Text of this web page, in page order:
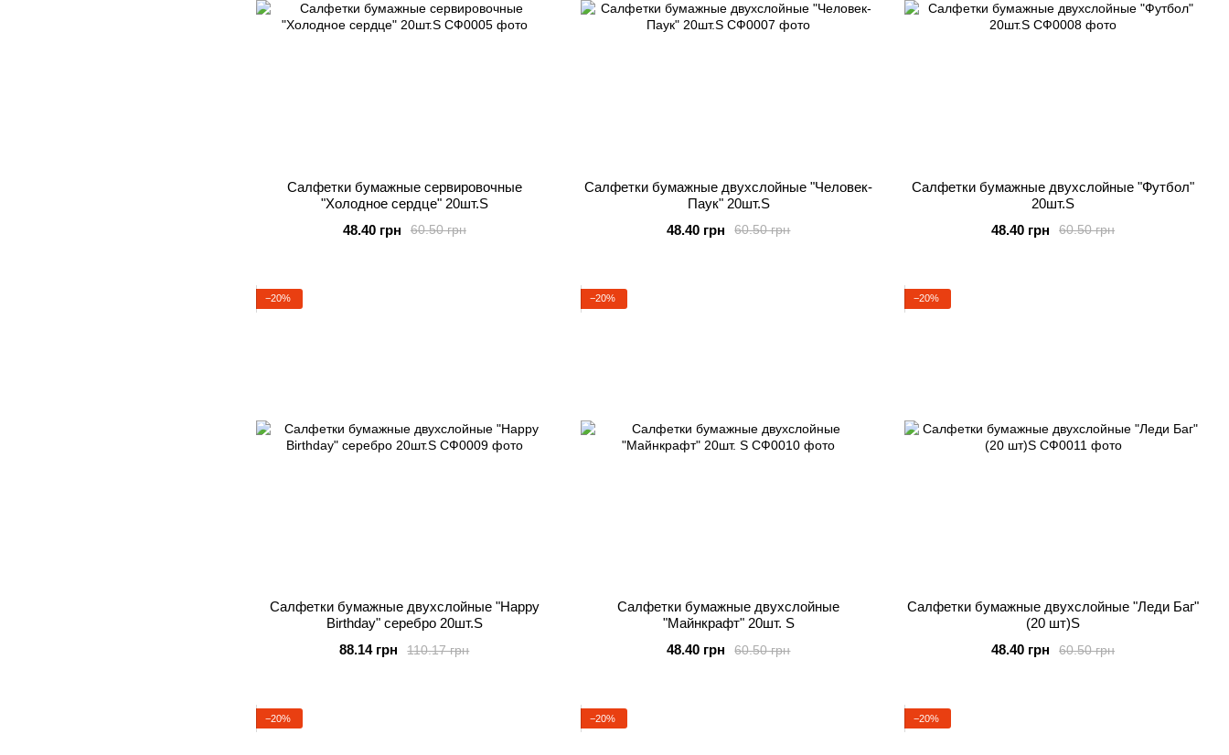
Салфетки бумажные сервировочные
"Холодное сердце" 20шт.S
60.50 грн
48.40 грн
Салфетки бумажные двухслойные "Человек-
Паук" 20шт.S
60.50 грн
48.40 грн
Салфетки бумажные двухслойные "Футбол"
20шт.S
60.50 грн
48.40 грн
−20%
Салфетки бумажные двухслойные "Happy
Birthday" серебро 20шт.S
110.17 грн
88.14 грн
−20%
Салфетки бумажные двухслойные
"Майнкрафт" 20шт. S
60.50 грн
48.40 грн
−20%
Салфетки бумажные двухслойные "Леди Баг"
(20 шт)S
60.50 грн
48.40 грн
−20% −20% −20%